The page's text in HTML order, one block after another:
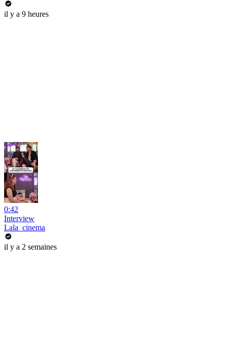
il y a 9 heures
0:42
Interview
Lala_cinema
il y a 2 semaines